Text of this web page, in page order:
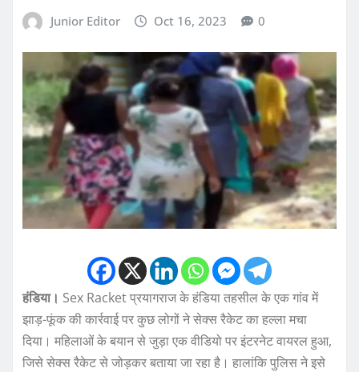
Junior Editor Oct 16, 2023 0
हंडिया। Sex Racket प्रयागराज के हंडिया तहसील के एक गांव में
झाड़-फूंक की कार्रवाई पर कुछ लोगों ने सेक्स रैकेट का हल्ला मचा
दिया। महिलाओं के बयान से जुड़ा एक वीडियो पर इंटरनेट वायरल हुआ,
जिसे सेक्स रैकेट से जोड़कर बताया जा रहा है। हालांकि पुलिस ने इसे